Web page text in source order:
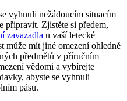
vyhnuli nežádoucím situacím
připravit. Zjistěte si předem,
zavazadla u vaší letecké
může mít jiné omezení ohledně
předmětů v příručním
vědomi a vybírejte
abyste se vyhnuli
pásu.